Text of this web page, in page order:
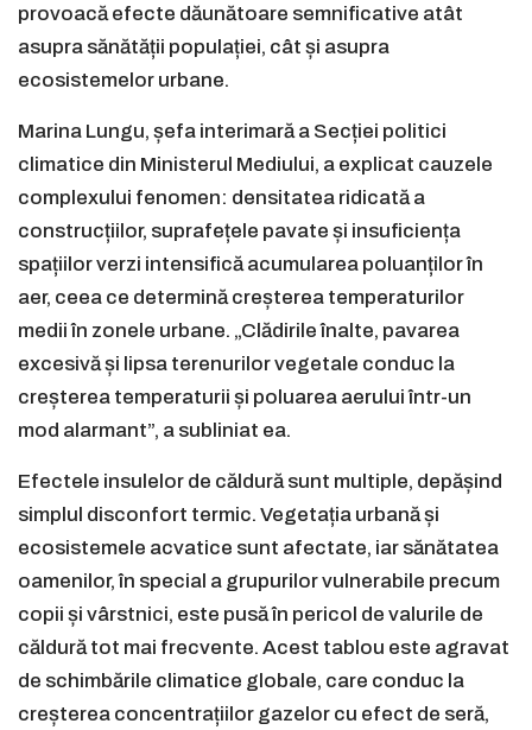
provoacă efecte dăunătoare semnificative atât
asupra sănătății populației, cât și asupra
ecosistemelor urbane.
Marina Lungu, șefa interimară a Secției politici
climatice din Ministerul Mediului, a explicat cauzele
complexului fenomen: densitatea ridicată a
construcțiilor, suprafețele pavate și insuficiența
spațiilor verzi intensifică acumularea poluanților în
aer, ceea ce determină creșterea temperaturilor
medii în zonele urbane. „Clădirile înalte, pavarea
excesivă și lipsa terenurilor vegetale conduc la
creșterea temperaturii și poluarea aerului într-un
mod alarmant”, a subliniat ea.
Efectele insulelor de căldură sunt multiple, depășind
simplul disconfort termic. Vegetația urbană și
ecosistemele acvatice sunt afectate, iar sănătatea
oamenilor, în special a grupurilor vulnerabile precum
copii și vârstnici, este pusă în pericol de valurile de
căldură tot mai frecvente. Acest tablou este agravat
de schimbările climatice globale, care conduc la
creșterea concentrațiilor gazelor cu efect de seră,